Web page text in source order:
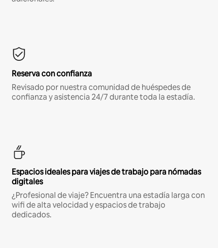
Reserva con confianza
Revisado por nuestra comunidad de huéspedes de
confianza y asistencia 24/7 durante toda la estadía.
Espacios ideales para viajes de trabajo para nómadas
digitales
¿Profesional de viaje? Encuentra una estadía larga con
wifi de alta velocidad y espacios de trabajo
dedicados.